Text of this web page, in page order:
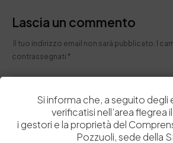
Lascia un commento
Il tuo indirizzo email non sarà pubblicato. I
contrassegnati *
Si informa che, a seguito degli
verificatisi nell’area flegrea il
i gestori e la proprietà del
Pozzuoli, sede della